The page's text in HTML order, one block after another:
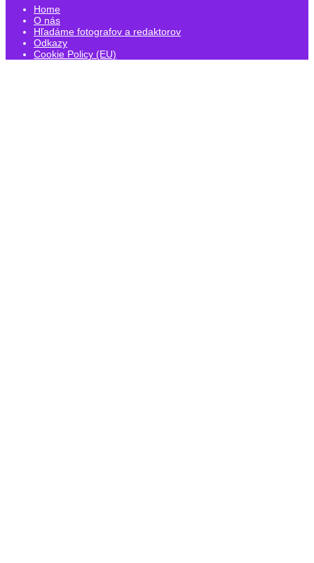
Home
O nás
Hľadáme fotografov a redaktorov
Odkazy
Cookie Policy (EU)